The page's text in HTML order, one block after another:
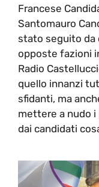
Francese
Santomauro
stato seguito da
opposte fazioni
Radio
quello innanzi
sfidanti, ma
mettere a nudo i
dai candidati